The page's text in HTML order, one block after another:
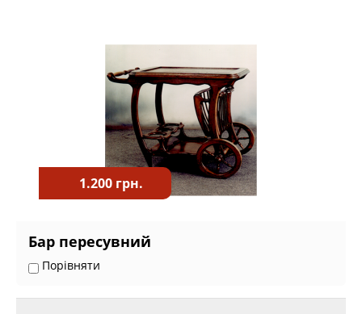
1.200 грн.
Бар пересувний
Порівняти